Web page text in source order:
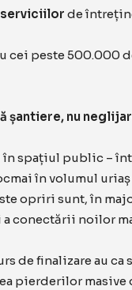
serviciilor de
cei peste 500.000
șantiere, nu
în spațiul public –
în volumul
opriri sunt, în
a conectării noilor
de finalizare au
pierderilor